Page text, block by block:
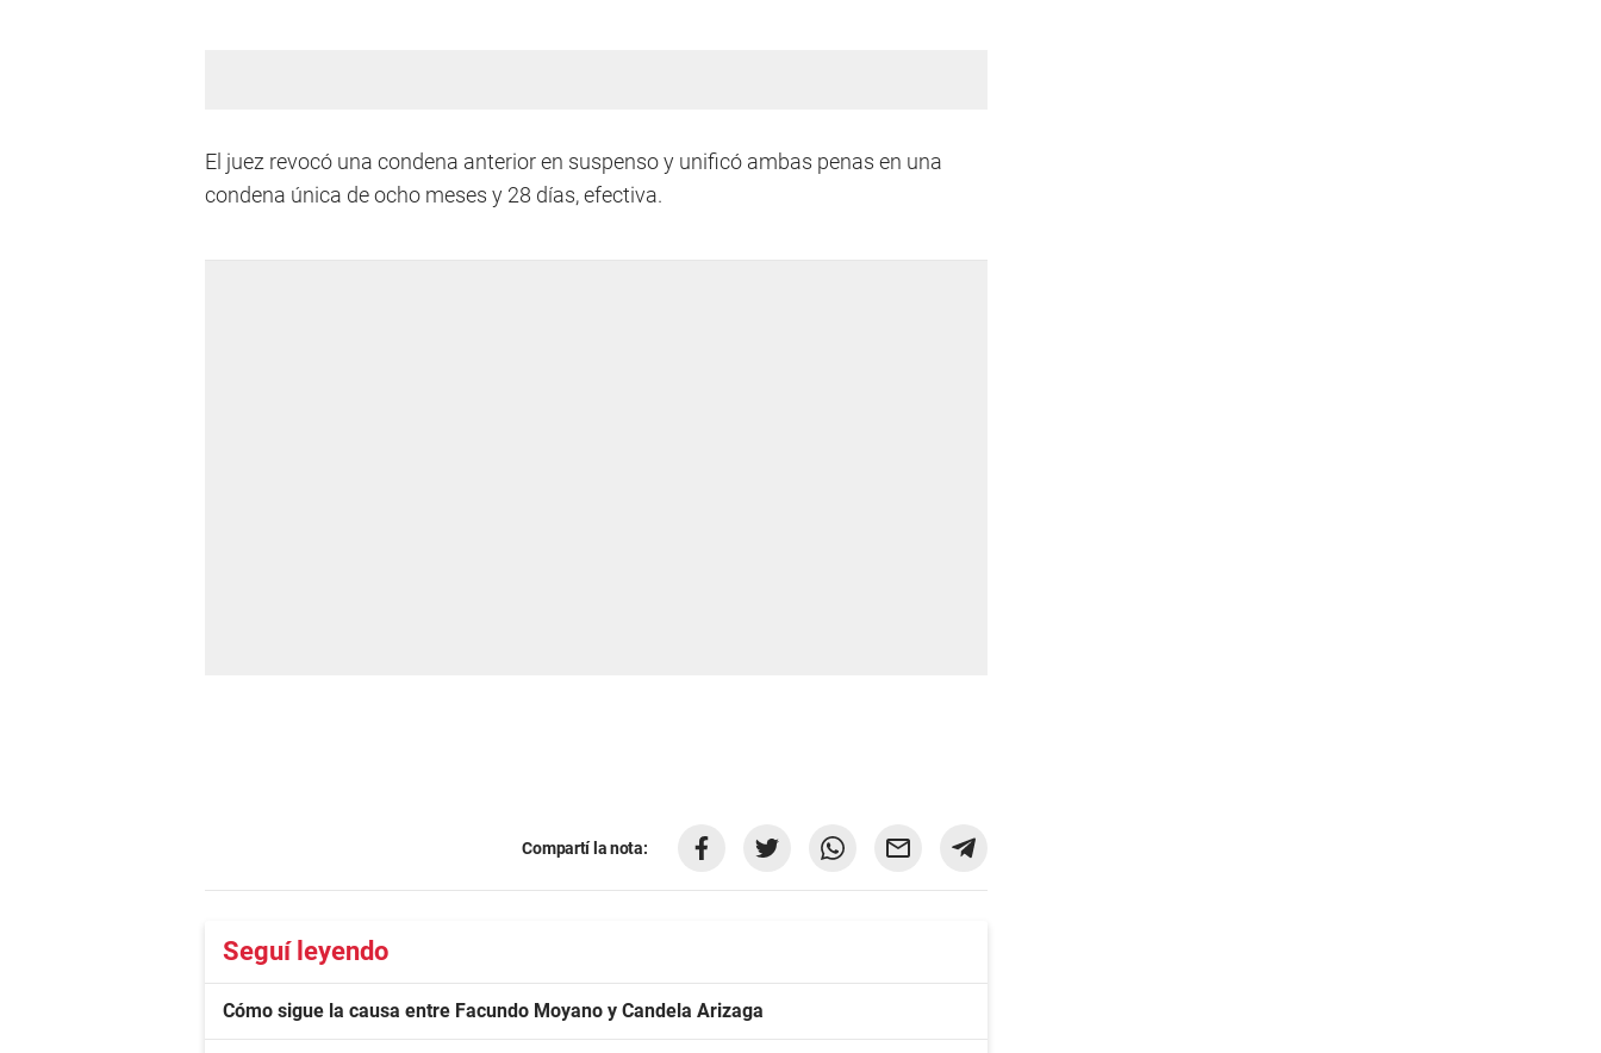
El juez revocó una condena anterior en suspenso y unificó ambas penas en una
condena única de ocho meses y 28 días, efectiva.
Compartí la nota:
Seguí leyendo
Cómo sigue la causa entre Facundo Moyano y Candela Arizaga